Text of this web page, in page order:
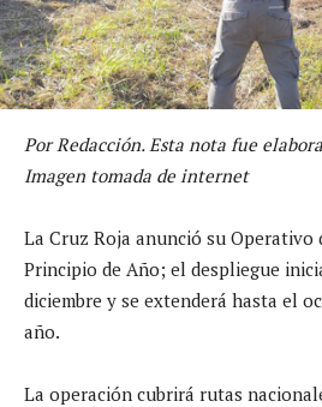
Por Redacción. Esta nota fue
Imagen tomada de internet
La Cruz Roja anunció su Operativo
Principio de Año; el despliegue
diciembre y se extenderá hasta el
año.
La operación cubrirá rutas